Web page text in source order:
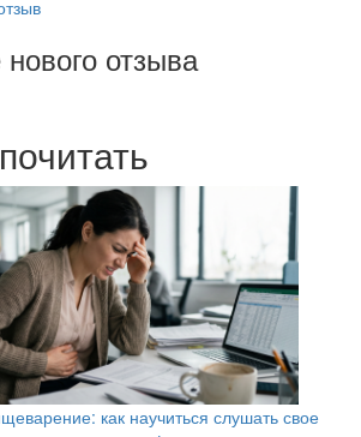
отзыва
как научиться слушать свое